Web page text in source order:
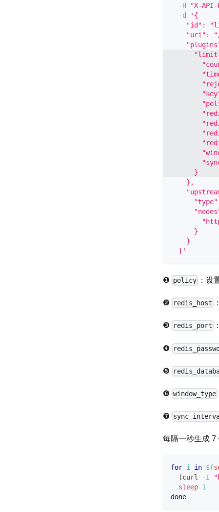
-H
"X-
-d
'{
"id":
"uri":
      }
    },
      }
    }
  }'
❶ policy ：设
❷ redis_host
❸ redis_port
❹
❺
❻ window_type
❼
每隔一秒生成
for i in $(
(curl -I
sleep 1
done